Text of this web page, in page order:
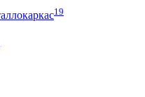
19